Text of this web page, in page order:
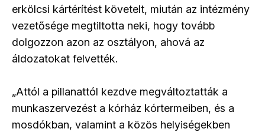
erkölcsi kártérítést követelt, miután az intézmény
vezetősége megtiltotta neki, hogy tovább
dolgozzon azon az osztályon, ahová az
áldozatokat felvették.
„Attól a pillanattól kezdve megváltoztatták a
munkaszervezést a kórház kórtermeiben, és a
mosdókban, valamint a közös helyiségekben